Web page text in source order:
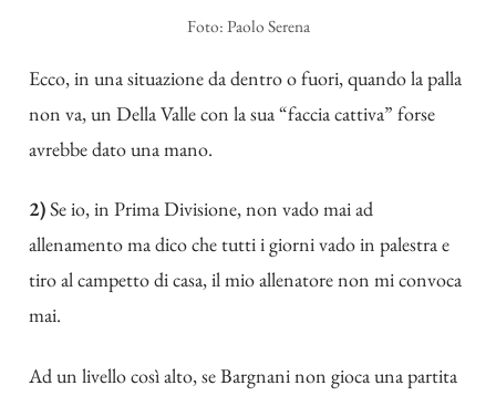
Foto: Paolo Serena
Ecco, in una situazione da dentro o fuori, quando la palla
non va, un Della Valle con la sua “faccia cattiva” forse
avrebbe dato una mano.
2)Se io, in Prima Divisione, non vado mai ad
allenamento ma dico che tutti i giorni vado in palestra e
tiro al campetto di casa, il mio allenatore non mi convoca
mai.
Ad un livello così alto, se Bargnani non gioca una partita